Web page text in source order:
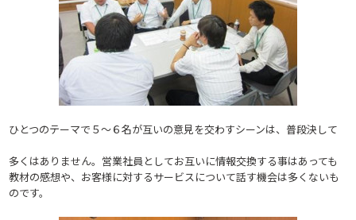
ひとつのテーマで５～６名が互いの意見を交わすシーンは、普段決して
多くはありません。営業社員としてお互いに情報交換する事はあっても
教材の感想や、お客様に対するサービスについて話す機会は多くないも
のです。